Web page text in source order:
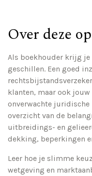
Over deze
Als boekhouder krijg
geschillen. Een goed
klanten, maar ook
onverwachte
overzicht van de
uitbreidings- en
dekking, beperkingen
Leer hoe je slimme
wetgeving en